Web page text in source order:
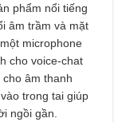
phẩm nổi tiếng
âm trầm và mặt
microphone
cho voice-chat
âm thanh
trong tai giúp
ngồi gần.